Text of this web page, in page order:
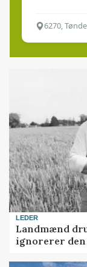
6270,
LEDER
Landmænd
ignorerer